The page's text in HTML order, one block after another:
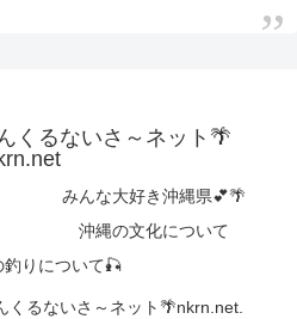
くるないさ～ネット🌴
みんな大好き沖縄県💕🌴
沖縄の文化について
釣りについて🎣
くるないさ～ネット🌴nkrn.net.